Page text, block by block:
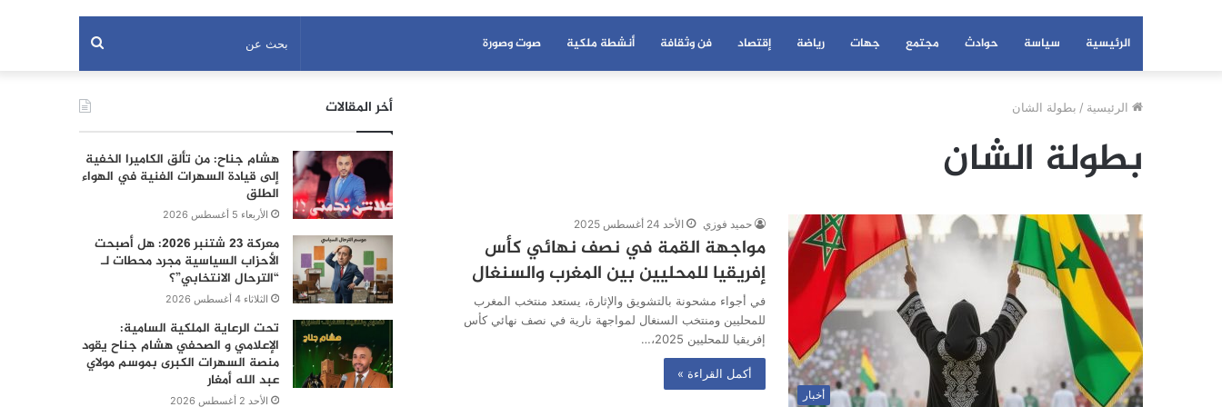
الرئيسية سياسة حوادث مجتمع جهات رياضة إقتصاد فن وثقافة أنشطة ملكية صوت وصورة بحث
عن
الرئيسية / بطولة الشان
بطولة الشان
أخبار
حميد فوزي الأحد 24 أغسطس 2025
مواجهة القمة في نصف نهائي كأس
إفريقيا للمحليين بين المغرب والسنغال
في أجواء مشحونة بالتشويق والإثارة، يستعد منتخب المغرب
للمحليين ومنتخب السنغال لمواجهة نارية في نصف نهائي كأس
إفريقيا للمحليين 2025،…
أكمل القراءة »
أخر المقالات
هشام جناح: من تألق الكاميرا الخفية
إلى قيادة السهرات الفنية في الهواء
الطلق
الأربعاء 5 أغسطس 2026
معركة 23 شتنبر 2026: هل أصبحت
الأحزاب السياسية مجرد محطات لـ
“الترحال الانتخابي”؟
الثلاثاء 4 أغسطس 2026
تحت الرعاية الملكية السامية:
الإعلامي و الصحفي هشام جناح يقود
منصة السهرات الكبرى بموسم مولاي
عبد الله أمغار
الأحد 2 أغسطس 2026